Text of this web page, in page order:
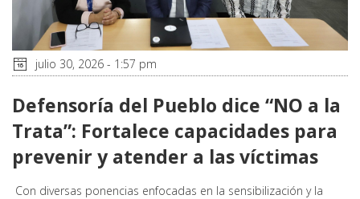
julio 30, 2026 - 1:57 pm
Defensoría del Pueblo dice “NO a la
Trata”: Fortalece capacidades para
prevenir y atender a las víctimas
Con diversas ponencias enfocadas en la sensibilización y la